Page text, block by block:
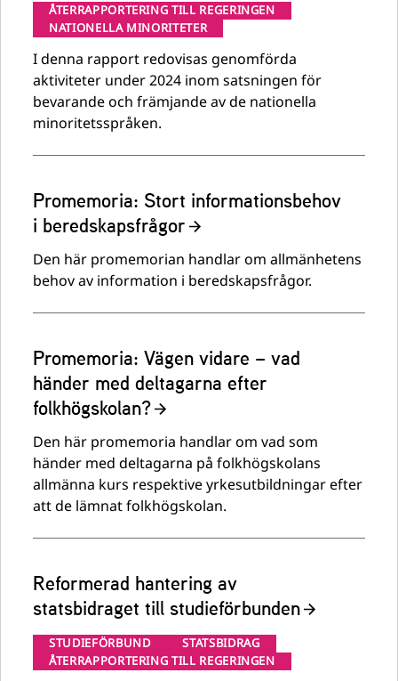
ÅTERRAPPORTERING TILL REGERINGEN
NATIONELLA MINORITETER
I denna rapport redovisas genomförda
aktiviteter under 2024 inom satsningen för
bevarande och främjande av de nationella
minoritetsspråken.
Promemoria: Stort informationsbehov
i beredskapsfrågor
Den här promemorian handlar om allmänhetens
behov av information i beredskapsfrågor.
Promemoria: Vägen vidare – vad
händer med deltagarna efter
folkhögskolan?
Den här promemoria handlar om vad som
händer med deltagarna på folkhögskolans
allmänna kurs respektive yrkesutbildningar efter
att de lämnat folkhögskolan.
Reformerad hantering av
statsbidraget till studieförbunden
STUDIEFÖRBUND
STATSBIDRAG
ÅTERRAPPORTERING TILL REGERINGEN